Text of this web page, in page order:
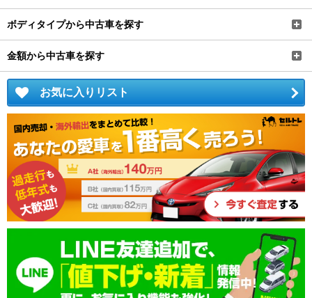
ボディタイプから中古車を探す
金額から中古車を探す
お気に入りリスト